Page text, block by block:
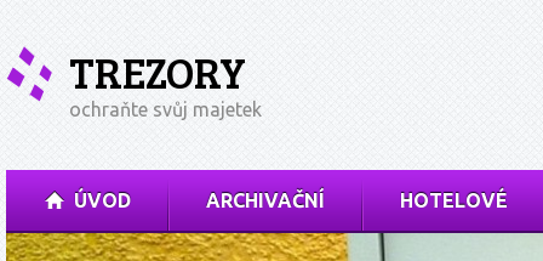
TREZORY
ochraňte svůj majetek
ÚVOD ARCHIVAČNÍ HOTELOVÉ